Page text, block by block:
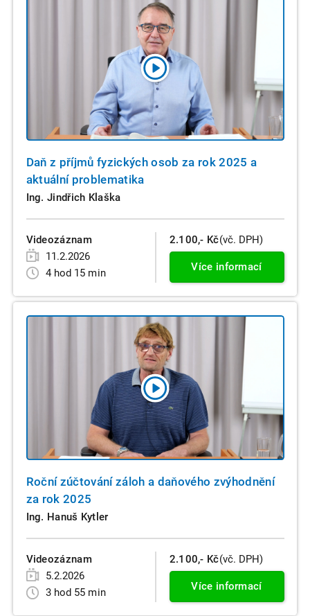
Daň z příjmů fyzických osob za rok 2025 a
aktuální problematika
Ing. Jindřich Klaška
Videozáznam
11.2.2026
4 hod 15 min
2.100,- Kč(vč. DPH)
Více informací
Roční zúčtování záloh a daňového zvýhodnění
za rok 2025
Ing. Hanuš Kytler
Videozáznam
5.2.2026
3 hod 55 min
2.100,- Kč(vč. DPH)
Více informací